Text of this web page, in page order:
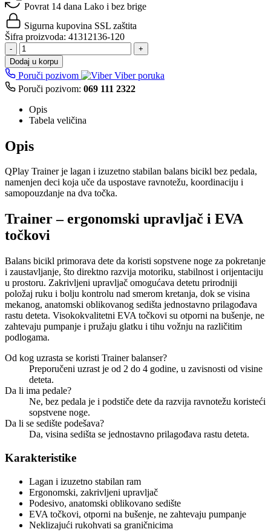
Povrat 14 dana Lako i bez brige
Sigurna kupovina SSL zaštita
Šifra proizvoda: 41312136-120
-
+
Dodaj u korpu
Poruči pozivom
Viber poruka
Poruči pozivom: 069 111 2322
Opis
Tabela veličina
Opis
QPlay Trainer je lagan i izuzetno stabilan balans bicikl bez pedala,
namenjen deci koja uče da uspostave ravnotežu, koordinaciju i
samopouzdanje na dva točka.
Trainer – ergonomski upravljač i EVA
točkovi
Balans bicikl primorava dete da koristi sopstvene noge za pokretanje
i zaustavljanje, što direktno razvija motoriku, stabilnost i orijentaciju
u prostoru. Zakrivljeni upravljač omogućava detetu prirodniji
položaj ruku i bolju kontrolu nad smerom kretanja, dok se visina
mekanog, anatomski oblikovanog sedišta jednostavno prilagođava
rastu deteta. Visokokvalitetni EVA točkovi su otporni na bušenje, ne
zahtevaju pumpanje i pružaju glatku i tihu vožnju na različitim
podlogama.
Od kog uzrasta se koristi Trainer balanser?
Preporučeni uzrast je od 2 do 4 godine, u zavisnosti od visine
deteta.
Da li ima pedale?
Ne, bez pedala je i podstiče dete da razvija ravnotežu koristeći
sopstvene noge.
Da li se sedište podešava?
Da, visina sedišta se jednostavno prilagođava rastu deteta.
Karakteristike
Lagan i izuzetno stabilan ram
Ergonomski, zakrivljeni upravljač
Podesivo, anatomski oblikovano sedište
EVA točkovi, otporni na bušenje, ne zahtevaju pumpanje
Neklizajući rukohvati sa graničnicima